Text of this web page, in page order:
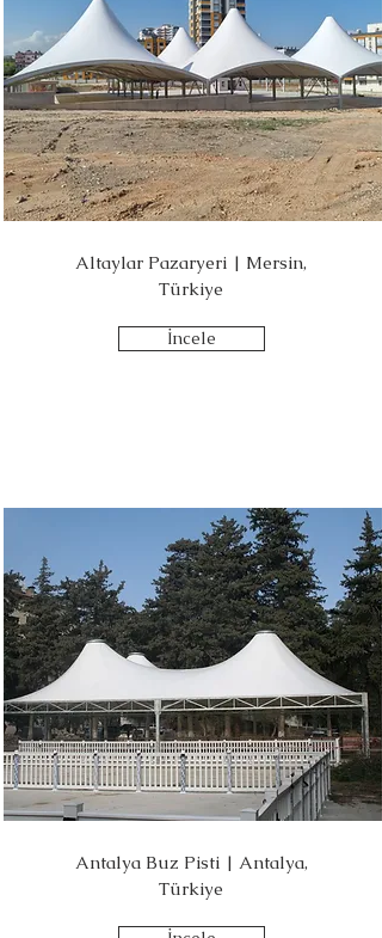
Altaylar Pazaryeri | Mersin,
Türkiye
İncele
Antalya Buz Pisti | Antalya,
Türkiye